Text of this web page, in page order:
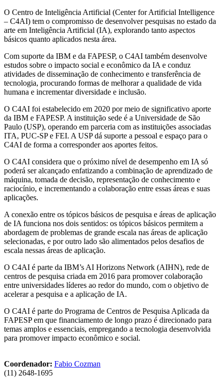
O Centro de Inteligência Artificial (Center for Artificial Intelligence
– C4AI) tem o compromisso de desenvolver pesquisas no estado da
arte em Inteligência Artificial (IA), explorando tanto aspectos
básicos quanto aplicados nesta área.
Com suporte da IBM e da FAPESP, o C4AI também desenvolve
estudos sobre o impacto social e econômico da IA e conduz
atividades de disseminação de conhecimento e transferência de
tecnologia, procurando formas de melhorar a qualidade de vida
humana e incrementar diversidade e inclusão.
O C4AI foi estabelecido em 2020 por meio de significativo aporte
da IBM e FAPESP. A instituição sede é a Universidade de São
Paulo (USP), operando em parceria com as instituições associadas
ITA, PUC-SP e FEI. A USP dá suporte a pessoal e espaço para o
C4AI de forma a corresponder aos aportes feitos.
O C4AI considera que o próximo nível de desempenho em IA só
poderá ser alcançado enfatizando a combinação de aprendizado de
máquina, tomada de decisão, representação de conhecimento e
raciocínio, e incrementando a colaboração entre essas áreas e suas
aplicações.
A conexão entre os tópicos básicos de pesquisa e áreas de aplicação
de IA funciona nos dois sentidos: os tópicos básicos permitem a
abordagem de problemas de grande escala nas áreas de aplicação
selecionadas, e por outro lado são alimentados pelos desafios de
escala nessas áreas de aplicação.
O C4AI é parte da IBM’s AI Horizons Network (AIHN), rede de
centros de pesquisa criada em 2016 para promover colaboração
entre universidades líderes ao redor do mundo, com o objetivo de
acelerar a pesquisa e a aplicação de IA.
O C4AI é parte do Programa de Centros de Pesquisa Aplicada da
FAPESP em que financiamento de longo prazo é direcionado para
temas amplos e essenciais, empregando a tecnologia desenvolvida
para promover impacto econômico e social.
Coordenador: Fabio Cozman
(11) 2648-1695